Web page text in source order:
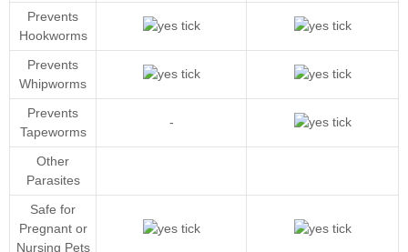
Prevents
Hookworms
Prevents
Whipworms
Prevents
Tapeworms
-
Other
Parasites
Safe for
Pregnant or
Nursing Pets